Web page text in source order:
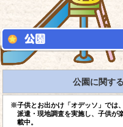
公園に関す
※子供とお出かけ「オデッソ」では
派遣・現地調査を実施し、子供が
載中。